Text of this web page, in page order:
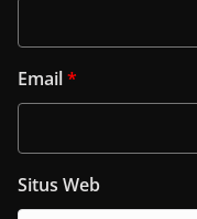
Email*
Situs Web